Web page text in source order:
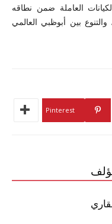
العاملة ضمن نطاقه
بين أبوظبي العالمي
Pinterest